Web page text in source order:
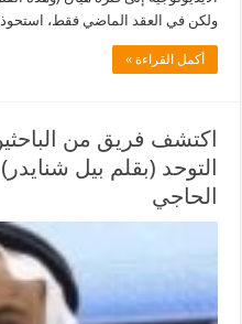
ولكن في العقد الماضي فقط،
أكمل القراءة »
اكتشف فريق من
التوحد (بقلم بيل
الحاجي